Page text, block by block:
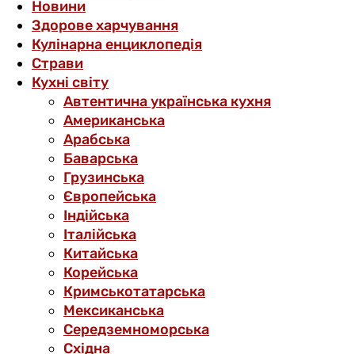
Новини
Здорове харчування
Кулінарна енциклопедія
Страви
Кухні світу
Автентична українська кухня
Американська
Арабська
Баварська
Грузинська
Європейська
Індійська
Італійська
Китайська
Корейська
Кримськотатарська
Мексиканська
Середземноморська
Східна